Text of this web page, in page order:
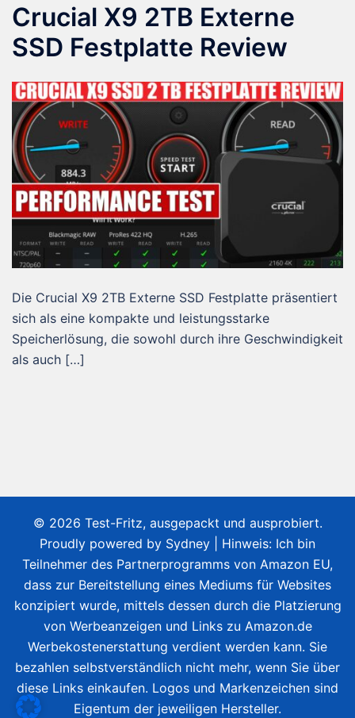
Crucial X9 2TB Externe
SSD Festplatte Review
Die Crucial X9 2TB Externe SSD Festplatte präsentiert
sich als eine kompakte und leistungsstarke
Speicherlösung, die sowohl durch ihre Geschwindigkeit
als auch […]
© 2026 Test-Fritz, ausgepackt und ausprobiert.
Proudly powered by Sydney | Hinweis: Ich bin
Teilnehmer des Partnerprogramms von Amazon EU,
dass zur Bereitstellung eines Mediums für Websites
konzipiert wurde, mittels dessen durch die Platzierung
von Werbeanzeigen und Links zu Amazon.de
Werbekostenerstattung verdient werden kann. Sie
bezahlen selbstverständlich nicht mehr, wenn Sie über
diese Links einkaufen. Logos und Markenzeichen sind
Eigentum der jeweiligen Hersteller.